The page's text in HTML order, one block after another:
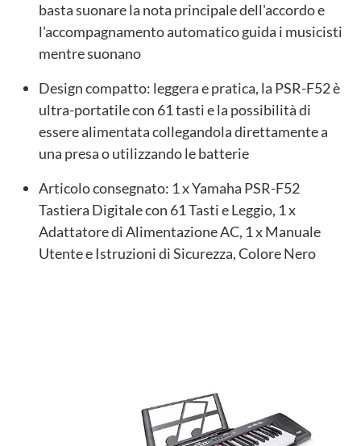
basta suonare la nota principale dell'accordo e
l'accompagnamento automatico guida i musicisti
mentre suonano
Design compatto: leggera e pratica, la PSR-F52 è
ultra-portatile con 61 tasti e la possibilità di
essere alimentata collegandola direttamente a
una presa o utilizzando le batterie
Articolo consegnato: 1 x Yamaha PSR-F52
Tastiera Digitale con 61 Tasti e Leggio, 1 x
Adattatore di Alimentazione AC, 1 x Manuale
Utente e Istruzioni di Sicurezza, Colore Nero